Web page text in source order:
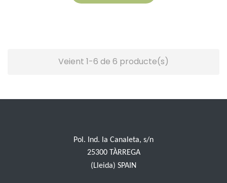
Veient 1-6 de 6 producte(s)
Pol. Ind. la Canaleta, s/n
25300 TÀRREGA
(Lleida) SPAIN